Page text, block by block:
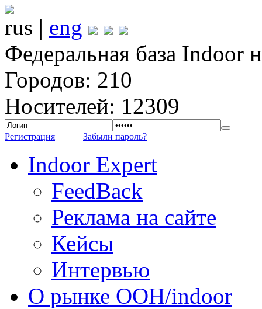
rus | eng
Федеральная база Indoor
Городов: 210
Носителей: 12309
Регистрация Забыли пароль?
Indoor Expert
FeedBack
Реклама на сайте
Кейсы
Интервью
О рынке OOH/indoor